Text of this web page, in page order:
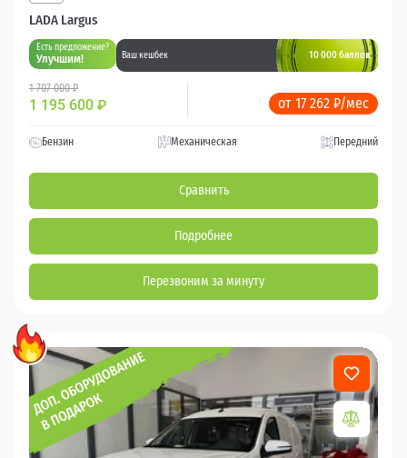
LADA Largus
Есть предложение?
Улучшим! Ваш кешбек 10 000 баллов
1 707 000 ₽
1 195 600 ₽ от 17 262 ₽/мес
Бензин Механическая Передний
Сравнить
Подробнее
Перезвоним за минуту